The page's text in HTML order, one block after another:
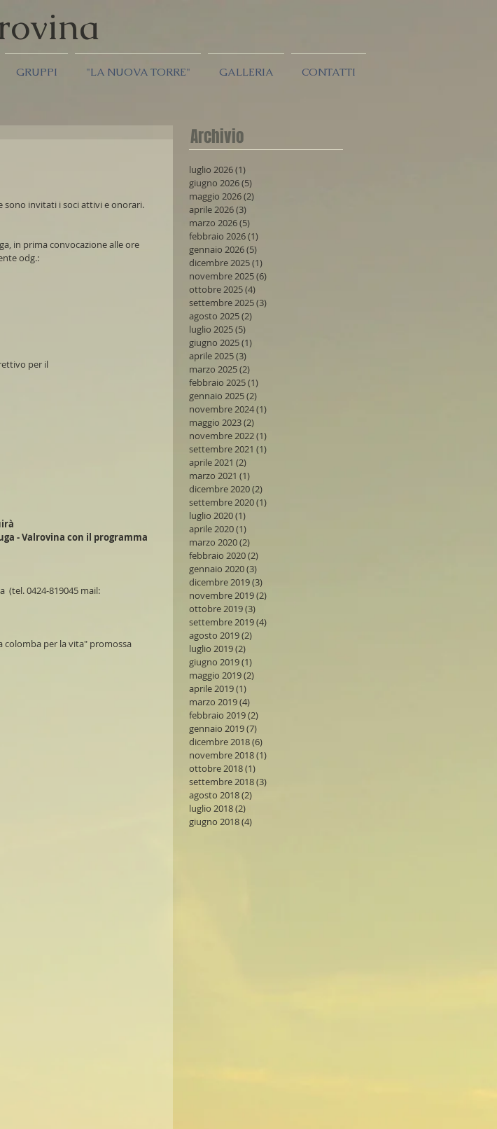
ina
GRUPPI "LA NUOVA TORRE" GALLERIA CONTATTI
sono invitati i soci attivi e onorari.
in prima convocazione alle ore
odg.:
per il
- Valrovina con il programma
(tel. 0424-819045 mail:
per la vita" promossa
Archivio
luglio 2026(1)
giugno 2026(5)
maggio 2026(2)
aprile 2026(3)
marzo 2026(5)
febbraio 2026(1)
gennaio 2026(5)
dicembre 2025(1)
novembre 2025(6)
ottobre 2025(4)
settembre 2025(3)
agosto 2025(2)
luglio 2025(5)
giugno 2025(1)
aprile 2025(3)
marzo 2025(2)
febbraio 2025(1)
gennaio 2025(2)
novembre 2024(1)
maggio 2023(2)
novembre 2022(1)
settembre 2021 (1)
aprile 2021 (2)
marzo 2021 (1)
dicembre 2020(2)
settembre 2020(1)
luglio 2020(1)
aprile 2020(1)
marzo 2020(2)
febbraio 2020(2)
gennaio 2020(3)
dicembre 2019(3)
novembre 2019(2)
ottobre 2019(3)
settembre 2019(4)
agosto 2019(2)
luglio 2019(2)
giugno 2019(1)
maggio 2019(2)
aprile 2019(1)
marzo 2019(4)
febbraio 2019(2)
gennaio 2019(7)
dicembre 2018(6)
novembre 2018(1)
ottobre 2018(1)
settembre 2018(3)
agosto 2018(2)
luglio 2018(2)
giugno 2018(4)